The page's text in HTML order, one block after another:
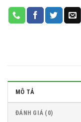
MÔ TẢ
ĐÁNH GIÁ (0)